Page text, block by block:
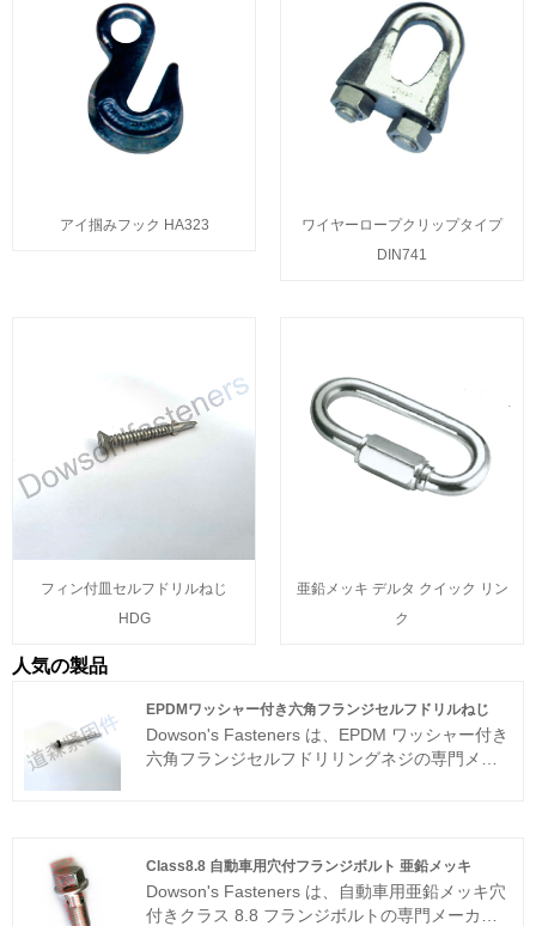
アイ掴みフック HA323
ワイヤーロープクリップタイプ
DIN741
フィン付皿セルフドリルねじ
HDG
亜鉛メッキ デルタ クイック リン
ク
人気の製品
EPDMワッシャー付き六角フランジセルフドリルねじ
Dowson's Fasteners は、EPDM ワッシャー付き
六角フランジセルフドリリングネジの専門メー
の顧客に認められています。当社は、お客様が
競争において優位性を維持できるよう、価格と
品質のバランスを追求してきました。
Class8.8 自動車用穴付フランジボルト 亜鉛メッキ
Dowson's Fasteners は、自動車用亜鉛メッキ穴
付きクラス 8.8 フランジボルトの専門メーカー